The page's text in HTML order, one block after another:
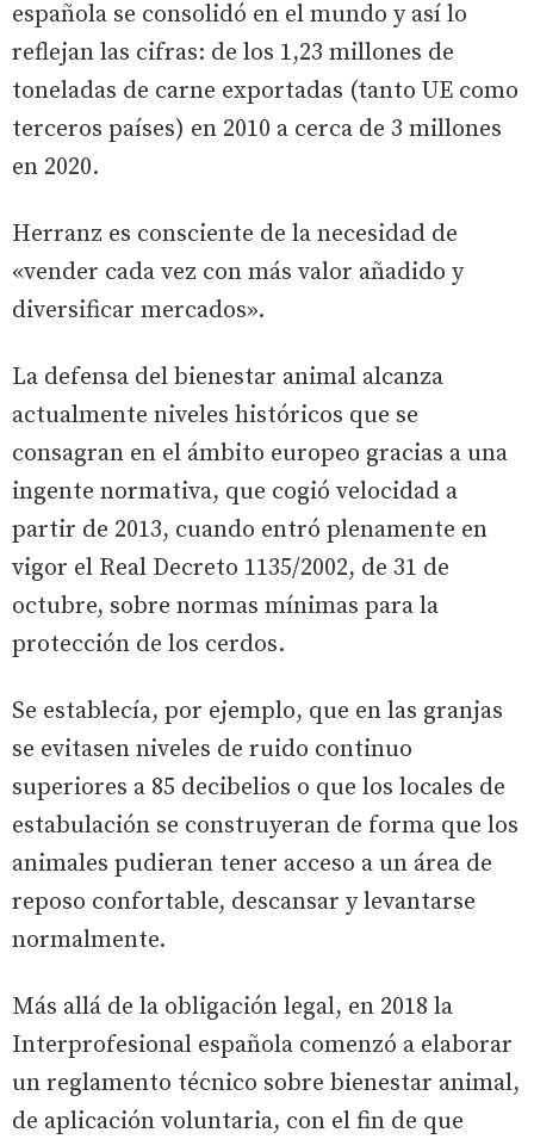
española se consolidó en el mundo y así lo
reflejan las cifras: de los 1,23 millones de
toneladas de carne exportadas (tanto UE como
terceros países) en 2010 a cerca de 3 millones
en 2020.
Herranz es consciente de la necesidad de
«vender cada vez con más valor añadido y
diversificar mercados».
La defensa del bienestar animal alcanza
actualmente niveles históricos que se
consagran en el ámbito europeo gracias a una
ingente normativa, que cogió velocidad a
partir de 2013, cuando entró plenamente en
vigor el Real Decreto 1135/2002, de 31 de
octubre, sobre normas mínimas para la
protección de los cerdos.
Se establecía, por ejemplo, que en las granjas
se evitasen niveles de ruido continuo
superiores a 85 decibelios o que los locales de
estabulación se construyeran de forma que los
animales pudieran tener acceso a un área de
reposo confortable, descansar y levantarse
normalmente.
Más allá de la obligación legal, en 2018 la
Interprofesional española comenzó a elaborar
un reglamento técnico sobre bienestar animal,
de aplicación voluntaria, con el fin de que